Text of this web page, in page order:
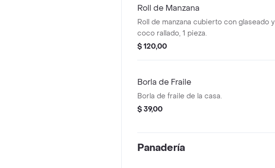
Roll de Manzana
Roll de manzana cubierto con glaseado y
coco rallado, 1 pieza.
$ 120,00
Borla de Fraile
Borla de fraile de la casa.
$ 39,00
Panadería